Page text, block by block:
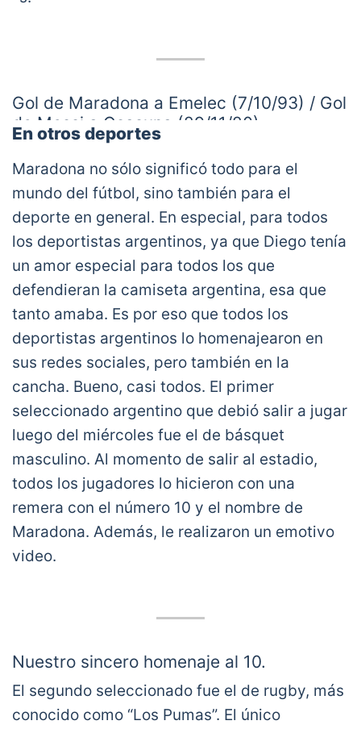
Gol de Maradona a Emelec (7/10/93) / Gol
de Messi a Osasuna (29/11/20).
#GolesCalcados
pic.twitter.com/9IH0j2VKhg
— Lionaldo (@Lioogle) November 29, 2020
En otros deportes
Maradona no sólo significó todo para el
mundo del fútbol, sino también para el
deporte en general. En especial, para todos
los deportistas argentinos, ya que Diego tenía
un amor especial para todos los que
defendieran la camiseta argentina, esa que
tanto amaba. Es por eso que todos los
deportistas argentinos lo homenajearon en
sus redes sociales, pero también en la
cancha. Bueno, casi todos. El primer
seleccionado argentino que debió salir a jugar
luego del miércoles fue el de básquet
masculino. Al momento de salir al estadio,
todos los jugadores lo hicieron con una
remera con el número 10 y el nombre de
Maradona. Además, le realizaron un emotivo
video.
Nuestro sincero homenaje al 10.
???⚽️
El segundo seleccionado fue el de rugby, más
conocido como “Los Pumas”. El único